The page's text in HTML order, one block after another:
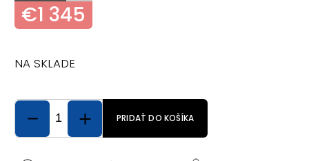
€1 345
NA SKLADE
PRIDAŤ DO KOŠÍKA